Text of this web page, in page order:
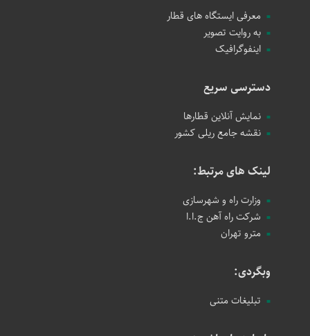
معرفی ایستگاه های قطار
به روایت تصویر
اینفوگرافیک
دسترسی سریع
نمایش آنلاین قطارها
نقشه جامع ریلی کشور
لینک های مرتبط:
وزارت راه و شهرسازی
شرکت راه آهن ج.ا.ا
مترو تهران
وبگردی:
تبلیغات متنی